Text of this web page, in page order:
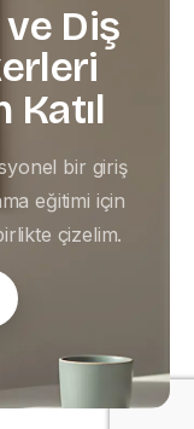
ve Diş
Katıl
bir giriş
eğitimi için
çizelim.